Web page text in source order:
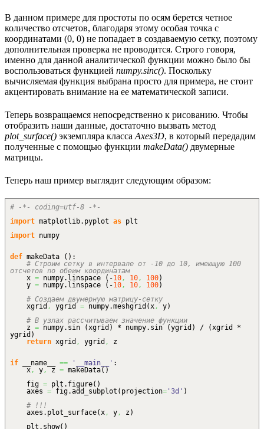
В данном примере для простоты по осям берется четное
количество отсчетов, благодаря этому особая точка с
координатами (0, 0) не попадает в создаваемую сетку, поэтому
дополнительная проверка не проводится. Строго говоря,
именно для данной аналитической функции можно было бы
воспользоваться функцией numpy.sinc(). Поскольку
вычисляемая функция выбрана просто для примера, не стоит
акцентировать внимание на ее математической записи.
Теперь возвращаемся непосредственно к рисованию. Чтобы
отобразить наши данные, достаточно вызвать метод
plot_surface() экземпляра класса Axes3D, в который передадим
полученные с помощью функции makeData() двумерные
матрицы.
Теперь наш пример выглядит следующим образом:
# -*- coding=utf-8 -*-
import matplotlib. pyplot as plt
import numpy
def makeData ( ) :
# Строим сетку в интервале от -10 до 10, имеющую 100
отсчетов по обеим координатам
x = numpy. linspace ( -10, 10, 100)
y = numpy. linspace ( -10, 10, 100)
# Создаем двумерную матрицу-сетку
xgrid , ygrid = numpy.meshgrid (x, y)
# В узлах рассчитываем значение функции
z = numpy. sin (xgrid ) * numpy. sin (ygrid ) / (xgrid *
ygrid )
return xgrid , ygrid , z
if __name__ == '__main__' :
x, y, z = makeData( )
fig = plt. figure( )
axes = fig.add_subplot ( projection= '3d' )
# !!!
axes. plot_surface(x, y, z )
plt. show( )